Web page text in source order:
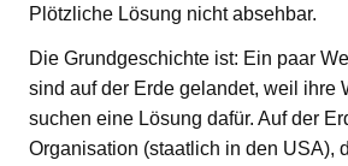
Plötzliche Lösung nicht absehbar.
Die Grundgeschichte ist: Ein paar
sind auf der Erde gelandet, weil ihre
suchen eine Lösung dafür. Auf der
Organisation (staatlich in den USA),